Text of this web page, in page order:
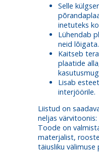
Selle
inetuteks
Lühendab
neid lõigata.
Kaitseb
plaatide
Lisab
interjöörile.
Liistud on
neljas
Toode on
materjalist,
täiusliku välimuse